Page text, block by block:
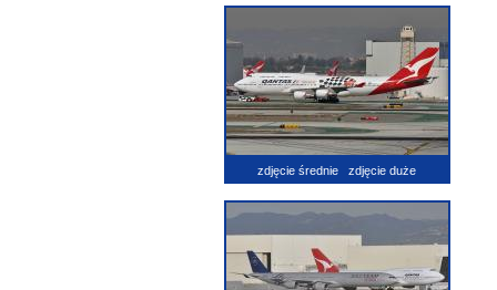
zdjęcie średnie zdjęcie duże